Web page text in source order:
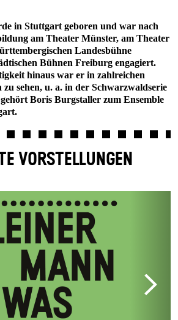
in Stuttgart geboren und war nach
am Theater Münster, am Theater
Landesbühne
Bühnen Freiburg engagiert.
hinaus war er in zahlreichen
sehen, u. a. in der Schwarzwaldserie
gehört Boris Burgstaller zum Ensemble
VORSTELLUNGEN